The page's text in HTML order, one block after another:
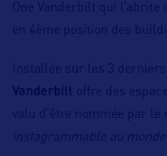
One Vanderbilt qui
en 4ème position des
Installée sur les 3 derniers
Vanderbilt
offre des
valu d’être nommée par le
instagrammable au monde